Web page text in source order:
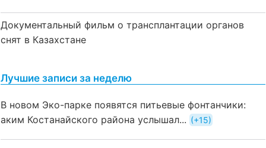
Документальный фильм о трансплантации органов
снят в Казахстане
Лучшие записи за неделю
В новом Эко-парке появятся питьевые фонтанчики:
аким Костанайского района услышал...
+15